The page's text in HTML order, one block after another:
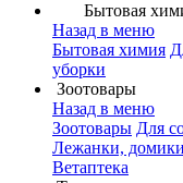
Бытовая
Назад в меню
Бытовая химия
уборки
Зоотовары
Назад в меню
Зоотовары Для
Лежанки, домики
Ветаптека